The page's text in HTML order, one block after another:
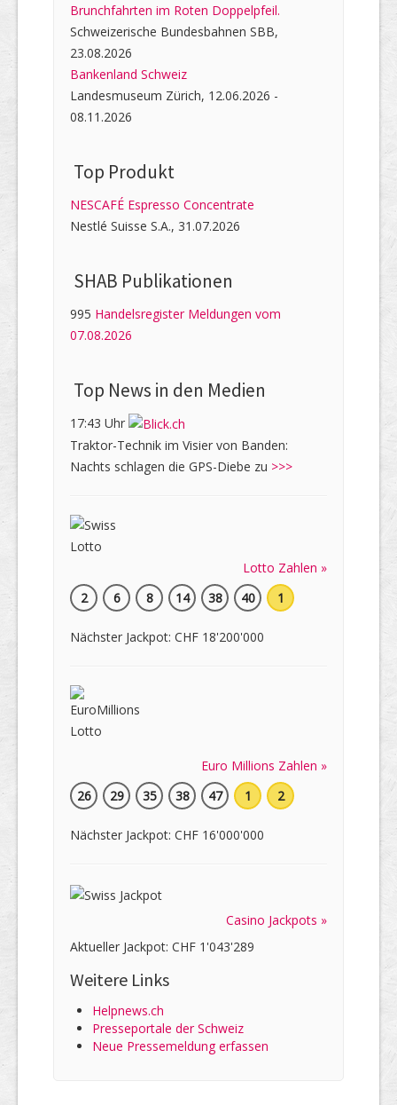
Brunchfahrten im Roten Doppelpfeil.
Schweizerische Bundesbahnen SBB,
23.08.2026
Bankenland Schweiz
Landesmuseum Zürich, 12.06.2026 -
08.11.2026
Top Produkt
NESCAFÉ Espresso Concentrate
Nestlé Suisse S.A., 31.07.2026
SHAB Publi­kati­onen
995 Handelsregister Meldungen vom
07.08.2026
Top News in den Medien
17:43 Uhr
Traktor-Technik im Visier von Banden:
Nachts schlagen die GPS-Diebe zu >>>
Lotto Zahlen »
2
6 8 14 38 40 1
Nächster Jackpot: CHF 18'200'000
Euro Millions Zahlen »
26
29 35 38 47 1 2
Nächster Jackpot: CHF 16'000'000
Casino Jackpots »
Aktueller Jackpot: CHF 1'043'289
Weitere Links
Helpnews.ch
Presseportale der Schweiz
Neue Pressemeldung erfassen